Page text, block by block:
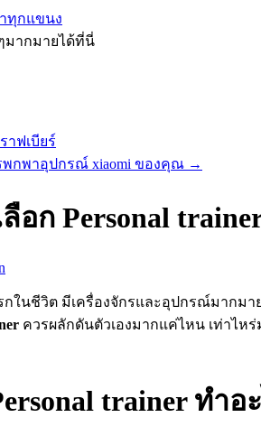
ทุกแขนง
มากมายได้ที่นี่
าฟเบียร์
กพาอุปกรณ์ xiaomi ของคุณ →
อก Personal
กในชีวิต มีเครื่องจักรและอุปกรณ์มาก
ควรผลักดันตัวเองมากแค่ไหน เท่าไห
trainer ทำ